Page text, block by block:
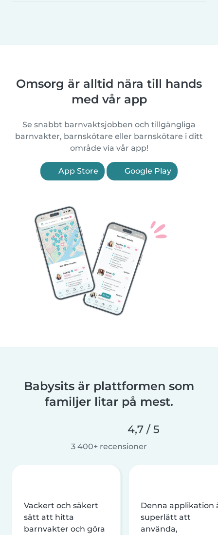
Omsorg är alltid nära till hands
med vår app
Se snabbt barnvaktsjobben och tillgängliga
barnvakter, barnskötare eller barnskötare i ditt
område via vår app!
App Store Google Play
Babysits är plattformen som
familjer litar på mest.
4,7 / 5
3 400+ recensioner
Vackert och säkert
sätt att hitta
barnvakter och göra
Denna applikation
superlätt att
använda,